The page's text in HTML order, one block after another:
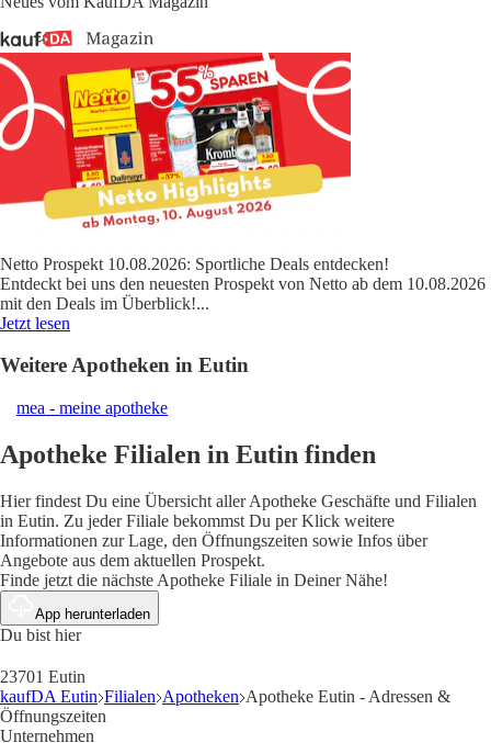
Netto Prospekt 10.08.2026: Sportliche Deals entdecken!
Entdeckt bei uns den neuesten Prospekt von Netto ab dem 10.08.2026
mit den Deals im Überblick!...
Jetzt lesen
Weitere Apotheken in Eutin
mea - meine apotheke
Apotheke Filialen in Eutin finden
Hier findest Du eine Übersicht aller Apotheke Geschäfte und Filialen
in Eutin. Zu jeder Filiale bekommst Du per Klick weitere
Informationen zur Lage, den Öffnungszeiten sowie Infos über
Angebote aus dem aktuellen Prospekt.
Finde jetzt die nächste Apotheke Filiale in Deiner Nähe!
App herunterladen
Du bist hier
23701 Eutin
kaufDA Eutin Filialen Apotheken Apotheke Eutin - Adressen &
Öffnungszeiten
Unternehmen